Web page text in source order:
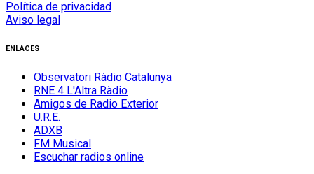
Política de privacidad
Aviso legal
ENLACES
Observatori Ràdio Catalunya
RNE 4 L'Altra Ràdio
Amigos de Radio Exterior
U.R.E.
ADXB
FM Musical
Escuchar radios online